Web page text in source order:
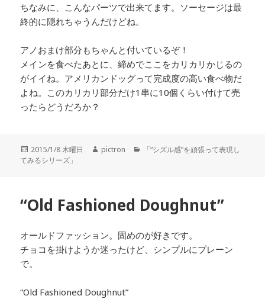
ちなみに、こんなパーツで出来てます。ソーセージは最
終的に隠れちゃうんだけどね。
アノおまけ部分もちゃんと付いているぞ！
メインを食べたあとに、締めでここをカリカリかじるの
がイイね。アメリカンドッグって完成度の高い食べ物だ
よね。このカリカリ部分だけ1串に10個くらい付けて売
ったらどうだろか？
投
稿
2015/1/8 木曜日
作
pictron
カ
「“シズル感”を頑張って表現し
てみるシリーズ」
“Old Fashioned Doughnut”
オールドファッション。固めのが好きです。
チョコを掛けようか迷ったけど、シンプルにプレーン
で。
“Old Fashioned Doughnut”